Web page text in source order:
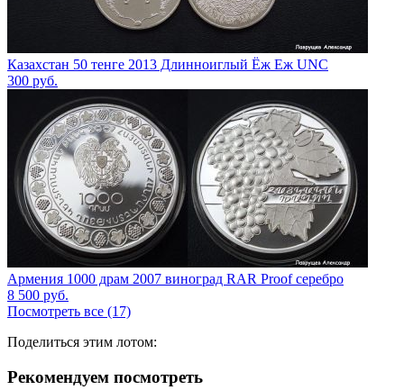
Казахстан 50 тенге 2013 Длинноиглый Ёж Еж UNC
300 руб.
Армения 1000 драм 2007 виноград RAR Proof серебро
8 500 руб.
Посмотреть все (17)
Поделиться этим лотом:
Рекомендуем посмотреть